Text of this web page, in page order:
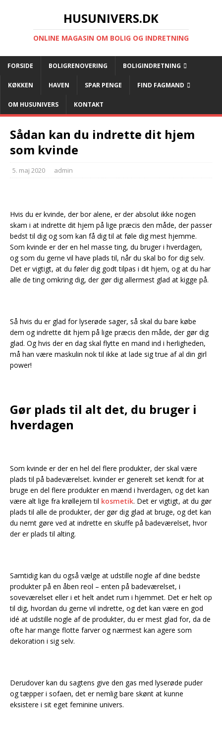
HUSUNIVERS.DK
ONLINE MAGASIN OM BOLIG OG INDRETNING
FORSIDE BOLIGRENOVERING BOLIGINDRETNING
KØKKEN HAVEN SPAR PENGE FIND FAGMAND
OM HUSUNIVERS KONTAKT
Sådan kan du indrette dit hjem
som kvinde
5. maj 2020 admin
Hvis du er kvinde, der bor alene, er der absolut ikke nogen
skam i at indrette dit hjem på lige præcis den måde, der passer
bedst til dig og som kan få dig til at føle dig mest hjemme.
Som kvinde er der en hel masse ting, du bruger i hverdagen,
og som du gerne vil have plads til, når du skal bo for dig selv.
Det er vigtigt, at du føler dig godt tilpas i dit hjem, og at du har
alle de ting omkring dig, der gør dig allermest glad at kigge på.
Så hvis du er glad for lyserøde sager, så skal du bare købe
dem og indrette dit hjem på lige præcis den måde, der gør dig
glad. Og hvis der en dag skal flytte en mand ind i herligheden,
må han være maskulin nok til ikke at lade sig true af al din girl
power!
Gør plads til alt det, du bruger i
hverdagen
Som kvinde er der en hel del flere produkter, der skal være
plads til på badeværelset. kvinder er generelt set kendt for at
bruge en del flere produkter en mænd i hverdagen, og det kan
være alt lige fra krøllejern til kosmetik. Det er vigtigt, at du gør
plads til alle de produkter, der gør dig glad at bruge, og det kan
du nemt gøre ved at indrette en skuffe på badeværelset, hvor
der er plads til alting.
Samtidig kan du også vælge at udstille nogle af dine bedste
produkter på en åben reol – enten på badeværelset, i
soveværelset eller i et helt andet rum i hjemmet. Det er helt op
til dig, hvordan du gerne vil indrette, og det kan være en god
idé at udstille nogle af de produkter, du er mest glad for, da de
ofte har mange flotte farver og nærmest kan agere som
dekoration i sig selv.
Derudover kan du sagtens give den gas med lyserøde puder
og tæpper i sofaen, det er nemlig bare skønt at kunne
eksistere i sit eget feminine univers.